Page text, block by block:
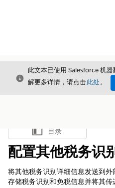
关闭
此文本已使用 Salesforce 机
解更多详情，请点击此处。
显示目录
目录
配置其他税务识
将其他税务识别详细信息发送到
存储税务识别和免税信息并将其传